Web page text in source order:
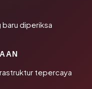
baru diperiksa
tepercaya